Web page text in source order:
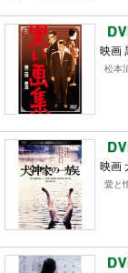
映画
松本
映画
愛と